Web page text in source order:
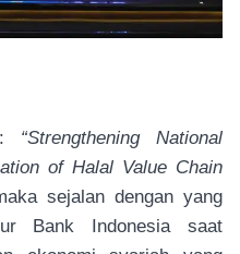
“Strengthening National
of Halal Value Chain
sejalan dengan yang
Bank Indonesia saat